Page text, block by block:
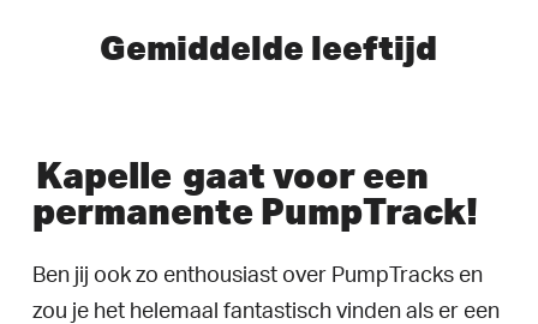
Gemiddelde leeftijd
Kapelle gaat voor een
permanente PumpTrack!
Ben jij ook zo enthousiast over PumpTracks en
zou je het helemaal fantastisch vinden als er een